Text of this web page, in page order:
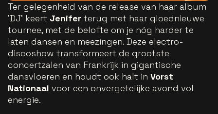
Ter gelegenheid van de release van haar album
'DJ' keert Jenifer terug met haar gloednieuwe
tournee, met de belofte om je nóg harder te
laten dansen en meezingen. Deze electro-
discoshow transformeert de grootste
concertzalen van Frankrijk in gigantische
dansvloeren en houdt ook halt in Vorst
Nationaal voor een onvergetelijke avond vol
energie.